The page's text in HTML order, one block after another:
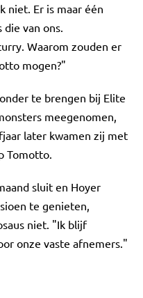
niet. Er is maar één
van ons.
Waarom zouden er
mogen?"
te brengen bij Elite
meegenomen,
later kwamen zij met
Tomotto.
sluit en Hoyer
te genieten,
niet. "Ik blijf
onze vaste afnemers."